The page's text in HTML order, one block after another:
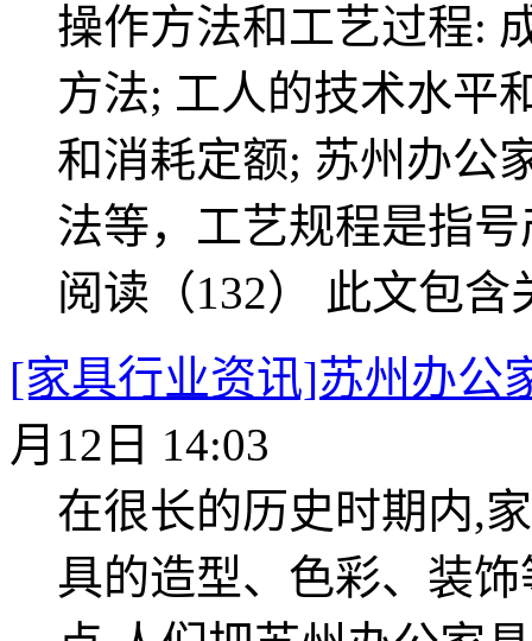
操作方法和工艺过程:
方法; 工人的技术水平
和消耗定额; 苏州办公
法等，工艺规程是指号
阅读（132） 此文包含
[家具行业资讯]苏州办公
月12日 14:03
在很长的历史时期内,
具的造型、色彩、装